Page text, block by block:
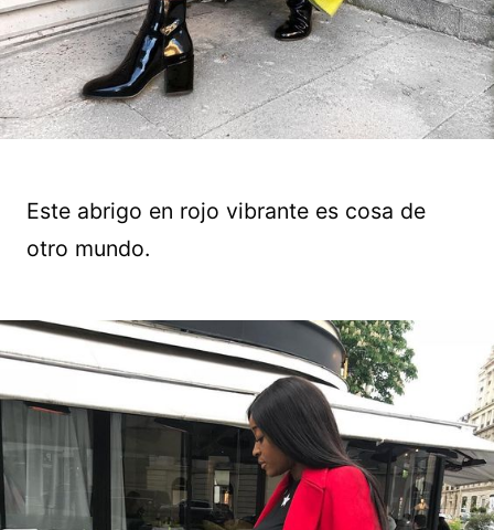
Este abrigo en rojo vibrante es cosa de
otro mundo.